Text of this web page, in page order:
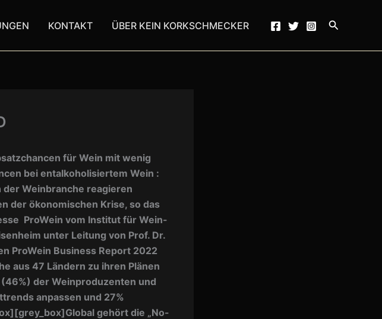
KONTAKT ÜBER KEIN KORKSCHMECKER Suchen
für Wein mit wenig
bei entalkoholisiertem Wein :
der Weinbranche reagieren
der ökonomischen Krise, so das
ProWein vom Institut für Wein-
unter Leitung von Prof. Dr.
ProWein Business Report 2022
aus 47 Ländern zu ihren Plänen
der Weinproduzenten und
anpassen und 27%
gehört die „No-